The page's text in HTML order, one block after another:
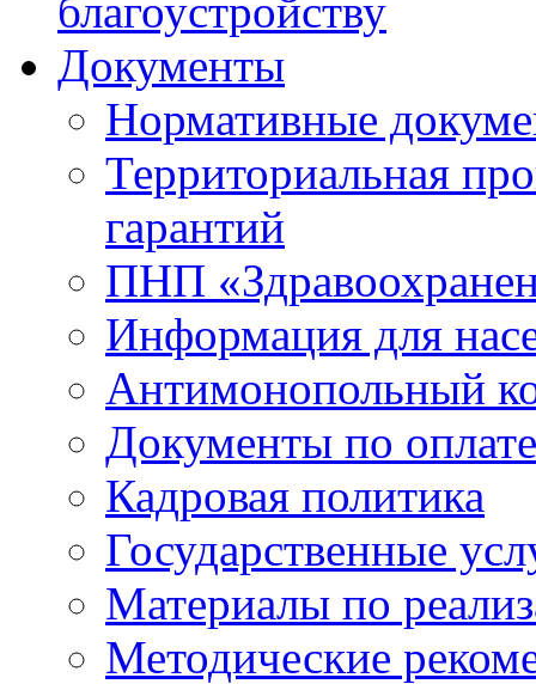
благоустройству
Документы
Нормативные
Территориальная
гарантий
ПНП
Информация для
Антимонопольный
Документы по
Кадровая политика
Государственные
Материалы по
Методические